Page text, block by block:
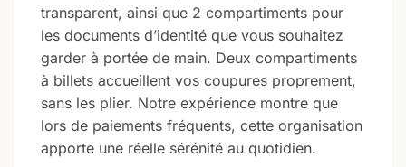
transparent, ainsi que 2 compartiments pour
les documents d’identité que vous souhaitez
garder à portée de main. Deux compartiments
à billets accueillent vos coupures proprement,
sans les plier. Notre expérience montre que
lors de paiements fréquents, cette organisation
apporte une réelle sérénité au quotidien.